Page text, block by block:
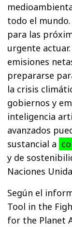
todo el
para las
urgente
emisiones
prepararse
la crisis
gobiernos y
inteligencia
avanzados
sustancial a
y de
Naciones
Según el
Tool in the
for the Planet